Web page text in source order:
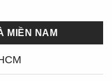
MIỀN NAM